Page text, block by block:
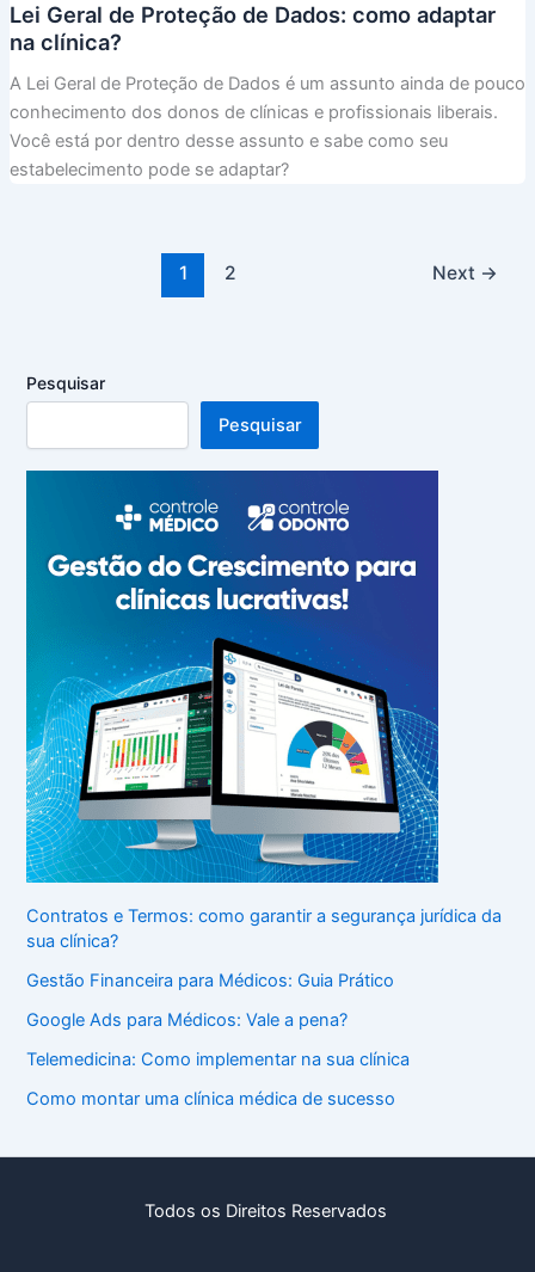
Lei Geral de Proteção de Dados: como adaptar
na clínica?
A Lei Geral de Proteção de Dados é um assunto ainda de pouco
conhecimento dos donos de clínicas e profissionais liberais.
Você está por dentro desse assunto e sabe como seu
estabelecimento pode se adaptar?
1 2 Next →
Pesquisar
Pesquisar
Contratos e Termos: como garantir a segurança jurídica da
sua clínica?
Gestão Financeira para Médicos: Guia Prático
Google Ads para Médicos: Vale a pena?
Telemedicina: Como implementar na sua clínica
Como montar uma clínica médica de sucesso
Todos os Direitos Reservados